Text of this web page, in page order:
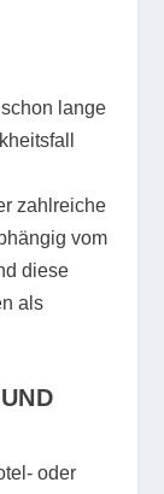
lange
zahlreiche
vom
diese
als
oder